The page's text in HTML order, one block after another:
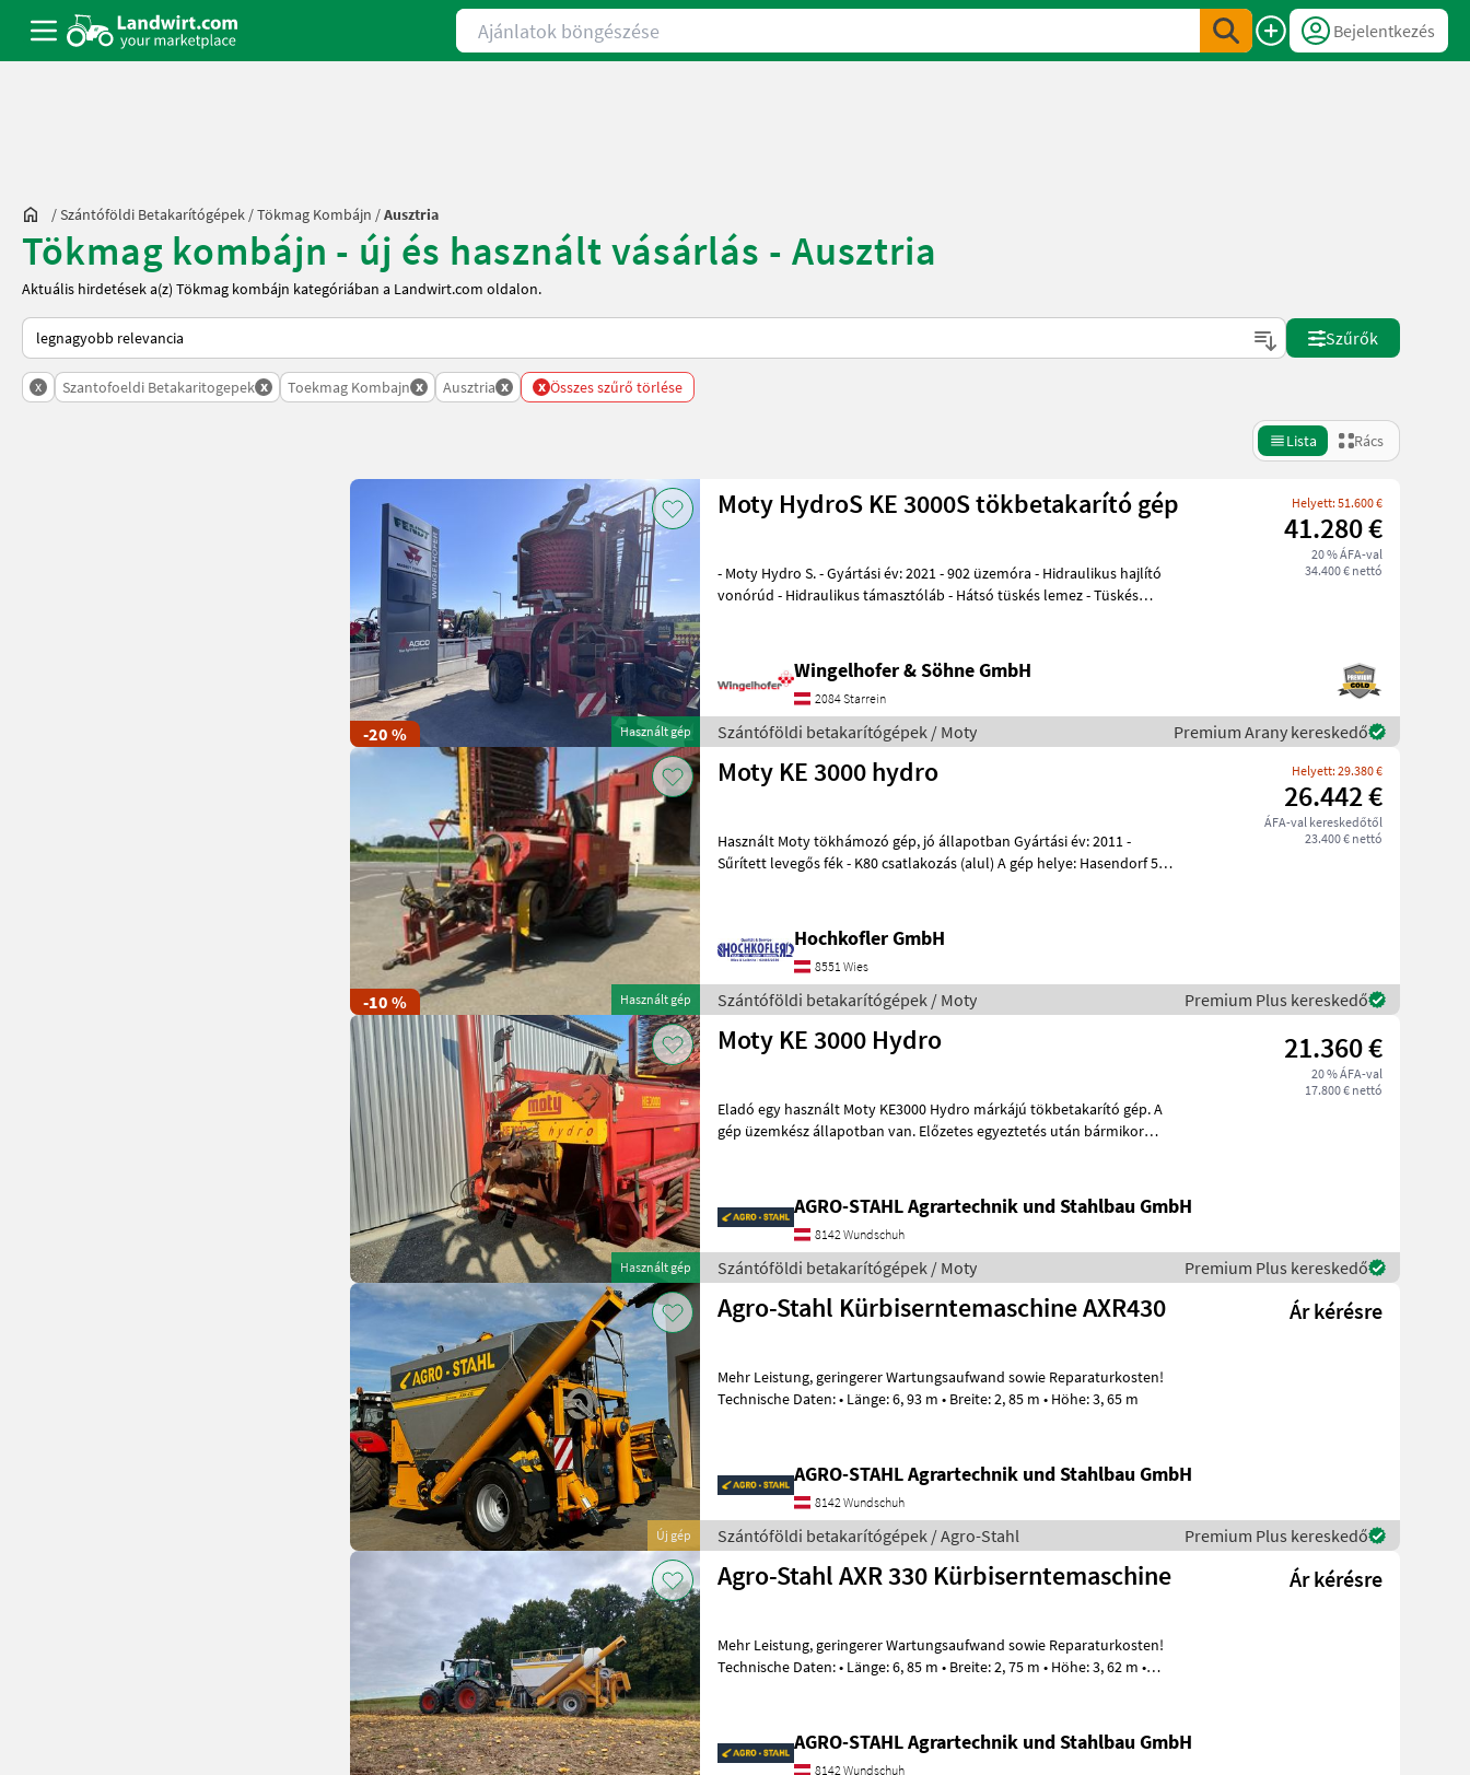
Ajánlatok böngészése
Bejelentkezés
/Szántóföldi Betakarítógépek /Tökmag Kombájn /Ausztria
Tökmag kombájn - új és használt vásárlás - Ausztria
Aktuális hirdetések a(z) Tökmag kombájn kategóriában a Landwirt.com oldalon.
Így van sorba rendezve a Landwirt.com-on
Szűrők
x Szantofoeldi Betakaritogepek x Toekmag Kombajn x Ausztria x x Összes szűrő törlése
Lista Rács
-20 % Használt gép
Moty HydroS KE 3000S tökbetakarító gép Helyett: 51.600 €
41.280 €
20 % ÁFA-val
34.400 € nettó
- Moty Hydro S. - Gyártási év: 2021 - 902 üzemóra - Hidraulikus hajlító
vonórúd - Hidraulikus támasztóláb - Hátsó tüskés lemez - Tüskés
Wingelhofer & Söhne GmbH
2084 Starrein
Szántóföldi betakarítógépek / Moty Premium Arany kereskedő
-10 % Használt gép
Moty KE 3000 hydro Helyett: 29.380 €
26.442 €
ÁFA-val kereskedőtől
23.400 € nettó
Használt Moty tökhámozó gép, jó állapotban Gyártási év: 2011 -
Sűrített levegős fék - K80 csatlakozás (alul) A gép helye: Hasendorf 59,
Hochkofler GmbH
8551 Wies
Szántóföldi betakarítógépek / Moty Premium Plus kereskedő
Használt gép
Moty KE 3000 Hydro 21.360 €
20 % ÁFA-val
17.800 € nettó
Eladó egy használt Moty KE3000 Hydro márkájú tökbetakarító gép. A
gép üzemkész állapotban van. Előzetes egyeztetés után bármikor
AGRO-STAHL Agrartechnik und Stahlbau GmbH
8142 Wundschuh
Szántóföldi betakarítógépek / Moty Premium Plus kereskedő
Új gép
Agro-Stahl Kürbiserntemaschine AXR430 Ár kérésre
Mehr Leistung, geringerer Wartungsaufwand sowie Reparaturkosten!
Technische Daten: • Länge: 6, 93 m • Breite: 2, 85 m • Höhe: 3, 65 m
AGRO-STAHL Agrartechnik und Stahlbau GmbH
8142 Wundschuh
Szántóföldi betakarítógépek / Agro-Stahl Premium Plus kereskedő
Agro-Stahl AXR 330 Kürbiserntemaschine Ár kérésre
Mehr Leistung, geringerer Wartungsaufwand sowie Reparaturkosten!
Technische Daten: • Länge: 6, 85 m • Breite: 2, 75 m • Höhe: 3, 62 m •
AGRO-STAHL Agrartechnik und Stahlbau GmbH
8142 Wundschuh